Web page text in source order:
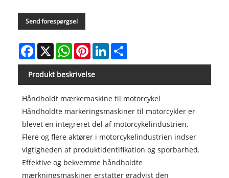
Send forespørgsel
Facebook
X WhatsAppPinterestLinkedIn
Produkt beskrivelse
Håndholdt mærkemaskine til motorcykel
Håndholdte markeringsmaskiner til motorcykler er
blevet en integreret del af motorcykelindustrien.
Flere og flere aktører i motorcykelindustrien indser
vigtigheden af ​​produktidentifikation og sporbarhed.
Effektive og bekvemme håndholdte
mærkningsmaskiner erstatter gradvist den